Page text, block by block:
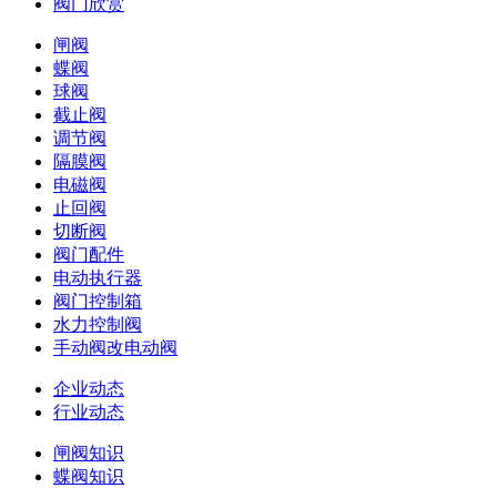
闸阀
蝶阀
球阀
截止阀
调节阀
隔膜阀
电磁阀
止回阀
切断阀
阀门配件
电动执行器
阀门控制箱
水力控制阀
手动阀改电动阀
企业动态
行业动态
闸阀知识
蝶阀知识